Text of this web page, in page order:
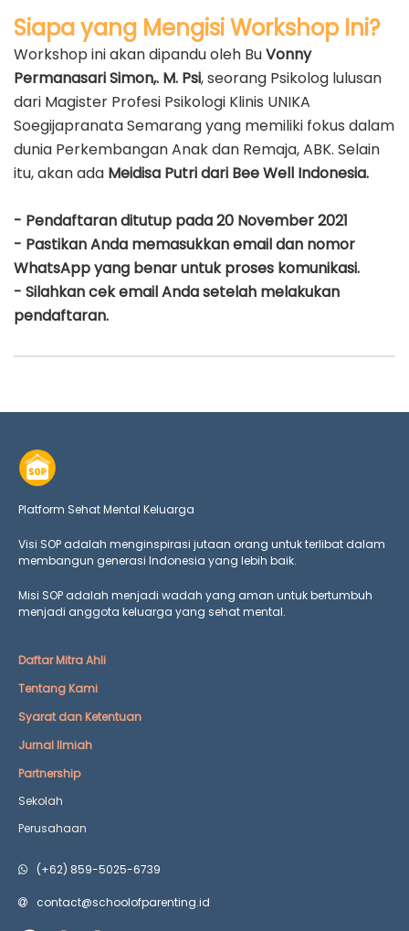
Siapa yang Mengisi Workshop Ini?
Workshop ini akan dipandu oleh BuVonny
Permanasari Simon,. M. Psi, seorang Psikolog lulusan
dari Magister Profesi Psikologi Klinis UNIKA
Soegijapranata Semarang yang memiliki fokus dalam
dunia Perkembangan Anak dan Remaja, ABK. Selain
itu, akan ada Meidisa Putri dari Bee Well Indonesia.
- Pendaftaran ditutup pada 20 November 2021
- Pastikan Anda memasukkan email dan nomor
WhatsApp yang benar untuk proses komunikasi.
- Silahkan cek email Anda setelah melakukan
pendaftaran.
Platform Sehat Mental Keluarga
Visi SOP adalah menginspirasi jutaan orang untuk terlibat dalam
membangun generasi Indonesia yang lebih baik.
Misi SOP adalah menjadi wadah yang aman untuk bertumbuh
menjadi anggota keluarga yang sehat mental.
Daftar Mitra Ahli
Tentang Kami
Syarat dan Ketentuan
Jurnal Ilmiah
Partnership
Sekolah
Perusahaan
(+62) 859-5025-6739
contact@schoolofparenting.id